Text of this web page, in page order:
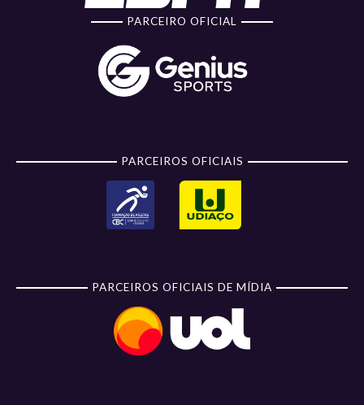
PARCEIRO OFICIAL
PARCEIROS OFICIAIS
PARCEIROS OFICIAIS DE MÍDIA